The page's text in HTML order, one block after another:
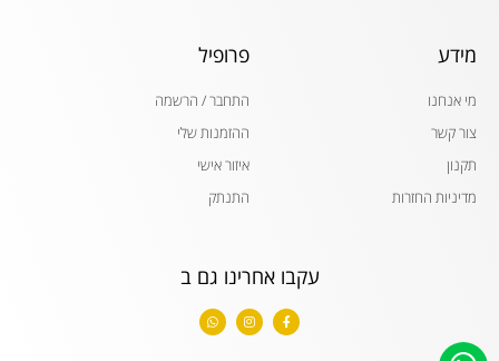
מידע
מי אנחנו
צור קשר
תקנון
מדיניות החזרות
פרופיל
התחבר / הרשמה
ההזמנות שלי
איזור אישי
התנתק
עקבו אחרינו גם ב
F
a
c
I
n
s
W
h
a